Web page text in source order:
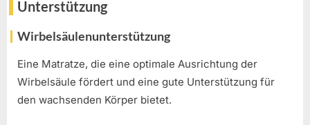
Unterstützung
Wirbelsäulenunterstützung
Eine Matratze, die eine optimale Ausrichtung der
Wirbelsäule fördert und eine gute Unterstützung für
den wachsenden Körper bietet.